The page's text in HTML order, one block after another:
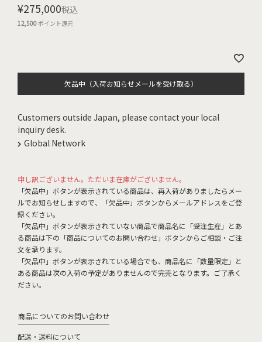
¥275,000税込
12,500ポイント還元
欠品中（入荷お知らせメールを受け取る）
Customers outside Japan, please contact your local
inquiry desk.
Global Network
申し訳ございません。ただいま在庫がございません。
「欠品中」ボタンが表示されている商品は、再入荷がありましたらメー
ルでお知らせしますので、「欠品中」ボタンからメールアドレスをご登
録ください。
「欠品中」ボタンが表示されていない商品で商品名に「受注生産」とあ
る商品は下の「商品についてのお問い合わせ」ボタンからご相談・ご注
文を承ります。
「欠品中」ボタンが表示されている場合でも、商品名に「数量限定」と
ある商品は次の入荷の予定がありませんので完売となります。ご了承く
ださい。
商品についてのお問い合わせ
配送・送料について